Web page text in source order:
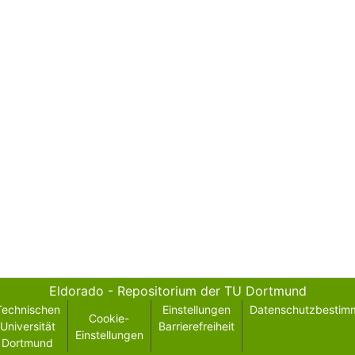
Eldorado - Repositorium der TU Dortmund
Universität
Dortmund
Cookie-
Einstellungen
Einstellungen
Barrierefreiheit